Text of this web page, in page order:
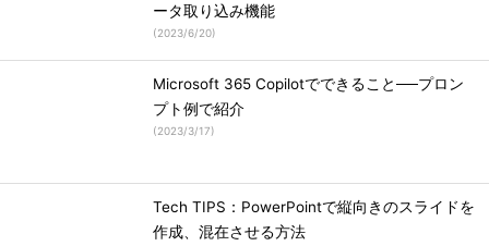
ータ取り込み機能
(2023/6/20)
Microsoft 365 Copilotでできること──プロン
プト例で紹介
(2023/3/17)
Tech TIPS：PowerPointで縦向きのスライドを
作成、混在させる方法